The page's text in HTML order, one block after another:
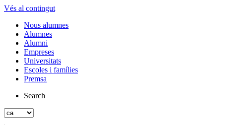
Vés al contingut
Nous alumnes
Alumnes
Alumni
Empreses
Universitats
Escoles i famílies
Premsa
Search